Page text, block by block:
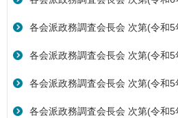
各会派政務調査会長会 次第(令和5
各会派政務調査会長会 次第(令和5
各会派政務調査会長会 次第(令和5
各会派政務調査会長会 次第(令和5